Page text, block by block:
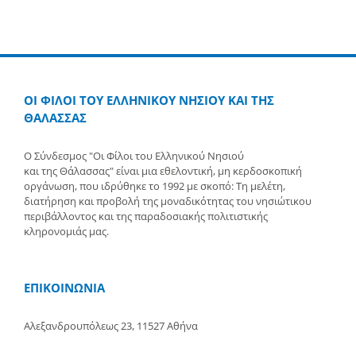
ΟΙ ΦΙΛΟΙ ΤΟΥ ΕΛΛΗΝΙΚΟΥ ΝΗΣΙΟΥ ΚΑΙ ΤΗΣ
ΘΑΛΑΣΣΑΣ
Ο Σύνδεσμος "Οι Φίλοι του Ελληνικού Νησιού
και της Θάλασσας" είναι μια εθελοντική, μη κερδοσκοπική
οργάνωση, που ιδρύθηκε το 1992 με σκοπό: Τη μελέτη,
διατήρηση και προβολή της μοναδικότητας του νησιώτικου
περιβάλλοντος και της παραδοσιακής πολιτιστικής
κληρονομιάς μας.
ΕΠΙΚΟΙΝΩΝΙΑ
Αλεξανδρουπόλεως 23, 11527 Αθήνα